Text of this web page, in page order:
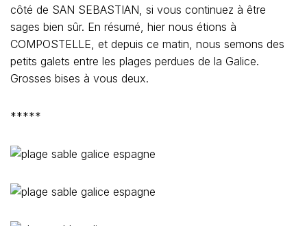
côté de SAN SEBASTIAN, si vous continuez à être
sages bien sûr. En résumé, hier nous étions à
COMPOSTELLE, et depuis ce matin, nous semons des
petits galets entre les plages perdues de la Galice.
Grosses bises à vous deux.
*****